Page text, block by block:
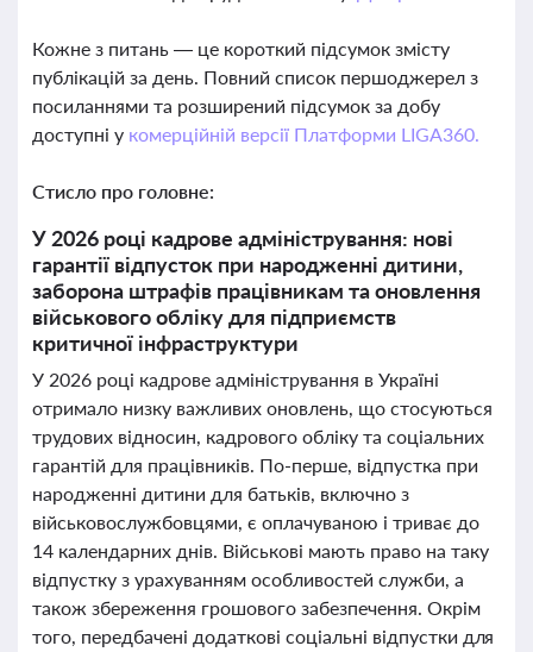
Кожне з питань — це короткий підсумок змісту
публікацій за день. Повний список першоджерел з
посиланнями та розширений підсумок за добу
доступні у комерційній версії Платформи LIGA360.
Стисло про головне:
У 2026 році кадрове адміністрування: нові
гарантії відпусток при народженні дитини,
заборона штрафів працівникам та оновлення
військового обліку для підприємств
критичної інфраструктури
У 2026 році кадрове адміністрування в Україні
отримало низку важливих оновлень, що стосуються
трудових відносин, кадрового обліку та соціальних
гарантій для працівників. По-перше, відпустка при
народженні дитини для батьків, включно з
військовослужбовцями, є оплачуваною і триває до
14 календарних днів. Військові мають право на таку
відпустку з урахуванням особливостей служби, а
також збереження грошового забезпечення. Окрім
того, передбачені додаткові соціальні відпустки для